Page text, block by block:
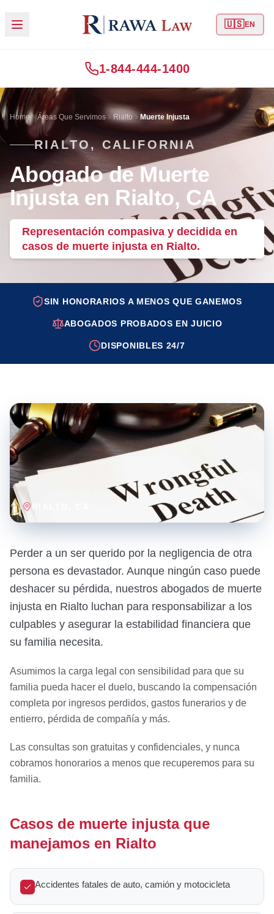
🇺🇸EN
1-844-444-1400
Home Áreas Que Servimos Rialto Muerte Injusta
RIALTO, CALIFORNIA
Abogado de Muerte
Injusta en Rialto, CA
Representación compasiva y decidida en
casos de muerte injusta en Rialto.
SIN HONORARIOS A MENOS QUE GANEMOS
ABOGADOS PROBADOS EN JUICIO
DISPONIBLES 24/7
RIALTO
Perder a un ser querido por la negligencia de otra
persona es devastador. Aunque ningún caso puede
deshacer su pérdida, nuestros abogados de muerte
injusta en Rialto luchan para responsabilizar a los
culpables y asegurar la estabilidad financiera que
su familia necesita.
Asumimos la carga legal con sensibilidad para que su
familia pueda hacer el duelo, buscando la compensación
completa por ingresos perdidos, gastos funerarios y de
entierro, pérdida de compañía y más.
Las consultas son gratuitas y confidenciales, y nunca
cobramos honorarios a menos que recuperemos para su
familia.
Casos de muerte injusta que
manejamos en Rialto
Accidentes fatales de auto, camión y motocicleta